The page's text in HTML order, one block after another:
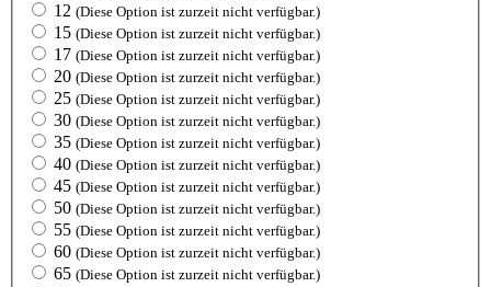
12 (Diese Option ist zurzeit nicht verfügbar.)
15 (Diese Option ist zurzeit nicht verfügbar.)
17 (Diese Option ist zurzeit nicht verfügbar.)
20 (Diese Option ist zurzeit nicht verfügbar.)
25 (Diese Option ist zurzeit nicht verfügbar.)
30 (Diese Option ist zurzeit nicht verfügbar.)
35 (Diese Option ist zurzeit nicht verfügbar.)
40 (Diese Option ist zurzeit nicht verfügbar.)
45 (Diese Option ist zurzeit nicht verfügbar.)
50 (Diese Option ist zurzeit nicht verfügbar.)
55 (Diese Option ist zurzeit nicht verfügbar.)
60 (Diese Option ist zurzeit nicht verfügbar.)
65 (Diese Option ist zurzeit nicht verfügbar.)